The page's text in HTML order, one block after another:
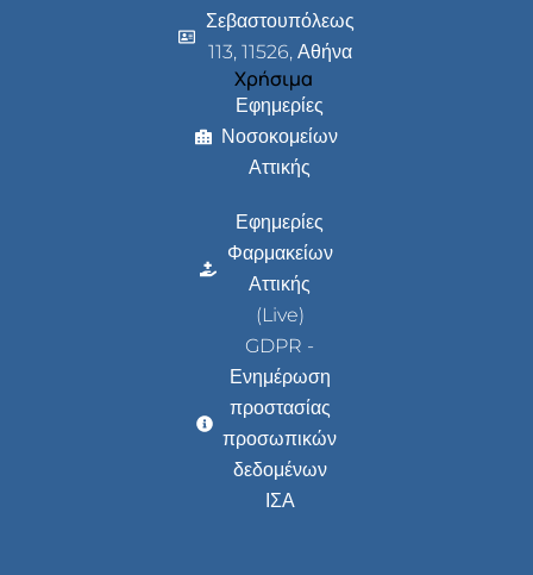
Σεβαστουπόλεως
113, 11526, Αθήνα
Χρήσιμα
Εφημερίες
Νοσοκομείων
Αττικής
Εφημερίες
Φαρμακείων
Αττικής
(Live)
GDPR -
Ενημέρωση
προστασίας
προσωπικών
δεδομένων
ΙΣΑ